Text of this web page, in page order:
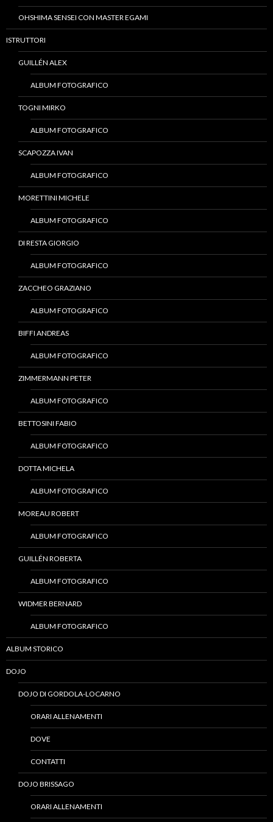
OHSHIMA SENSEI CON MASTER EGAMI
ISTRUTTORI
GUILLÉN ALEX
ALBUM FOTOGRAFICO
TOGNI MIRKO
ALBUM FOTOGRAFICO
SCAPOZZA IVAN
ALBUM FOTOGRAFICO
MORETTINI MICHELE
ALBUM FOTOGRAFICO
DI RESTA GIORGIO
ALBUM FOTOGRAFICO
ZACCHEO GRAZIANO
ALBUM FOTOGRAFICO
BIFFI ANDREAS
ALBUM FOTOGRAFICO
ZIMMERMANN PETER
ALBUM FOTOGRAFICO
BETTOSINI FABIO
ALBUM FOTOGRAFICO
DOTTA MICHELA
ALBUM FOTOGRAFICO
MOREAU ROBERT
ALBUM FOTOGRAFICO
GUILLÉN ROBERTA
ALBUM FOTOGRAFICO
WIDMER BERNARD
ALBUM FOTOGRAFICO
ALBUM STORICO
DOJO
DOJO DI GORDOLA-LOCARNO
ORARI ALLENAMENTI
DOVE
CONTATTI
DOJO BRISSAGO
ORARI ALLENAMENTI